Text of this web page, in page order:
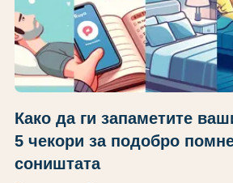
Како да ги запаметите
5 чекори за подобро
соништата